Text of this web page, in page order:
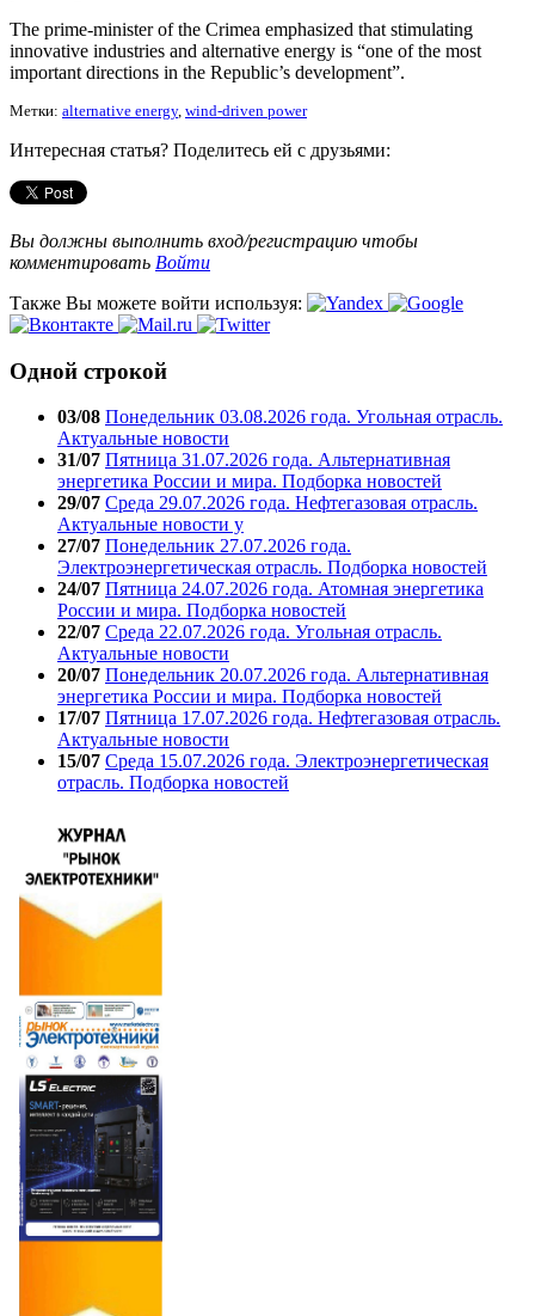
The prime-minister of the Crimea emphasized that stimulating
innovative industries and alternative energy is “one of the most
important directions in the Republic’s development”.
Метки: alternative energy, wind-driven power
Интересная статья? Поделитесь ей с друзьями:
Вы должны выполнить вход/регистрацию чтобы
комментировать Войти
Также Вы можете войти используя:
Одной строкой
03/08 Понедельник 03.08.2026 года. Угольная отрасль.
Актуальные новости
31/07 Пятница 31.07.2026 года. Альтернативная
энергетика России и мира. Подборка новостей
29/07 Среда 29.07.2026 года. Нефтегазовая отрасль.
Актуальные новости у
27/07 Понедельник 27.07.2026 года.
Электроэнергетическая отрасль. Подборка новостей
24/07 Пятница 24.07.2026 года. Атомная энергетика
России и мира. Подборка новостей
22/07 Среда 22.07.2026 года. Угольная отрасль.
Актуальные новости
20/07 Понедельник 20.07.2026 года. Альтернативная
энергетика России и мира. Подборка новостей
17/07 Пятница 17.07.2026 года. Нефтегазовая отрасль.
Актуальные новости
15/07 Среда 15.07.2026 года. Электроэнергетическая
отрасль. Подборка новостей